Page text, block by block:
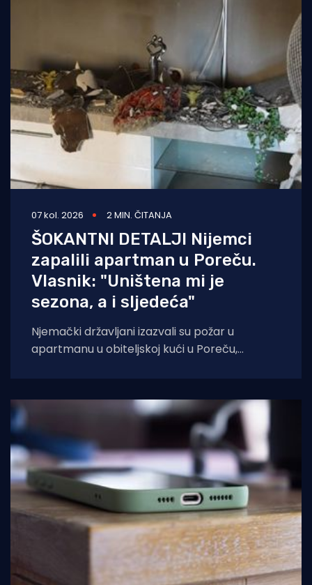
07 kol. 2026 2 MIN. ČITANJA
ŠOKANTNI DETALJI Nijemci
zapalili apartman u Poreču.
Vlasnik: "Uništena mi je
sezona, a i sljedeća"
Njemački državljani izazvali su požar u
apartmanu u obiteljskoj kući u Poreču,